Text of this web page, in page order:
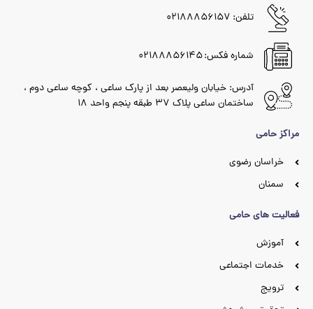
تلفن: ۰۲۱۸۸۸۵۶۱۵۷
شماره فکس: ۰۲۱۸۸۸۵۶۱۴۵
آدرس: خیابان ولیعصر بعد از پارک ساعی ، کوچه ساعی دوم ،
ساختمان ساعی پلاک ۳۷ طبقه پنجم واحد ۱۸
مراکز حامی
خراسان رضوی
سمنان
فعالیت های حامی
آموزش
خدمات اجتماعی
ترویج